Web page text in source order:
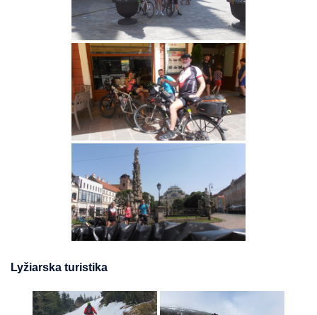
Lyžiarska turistika